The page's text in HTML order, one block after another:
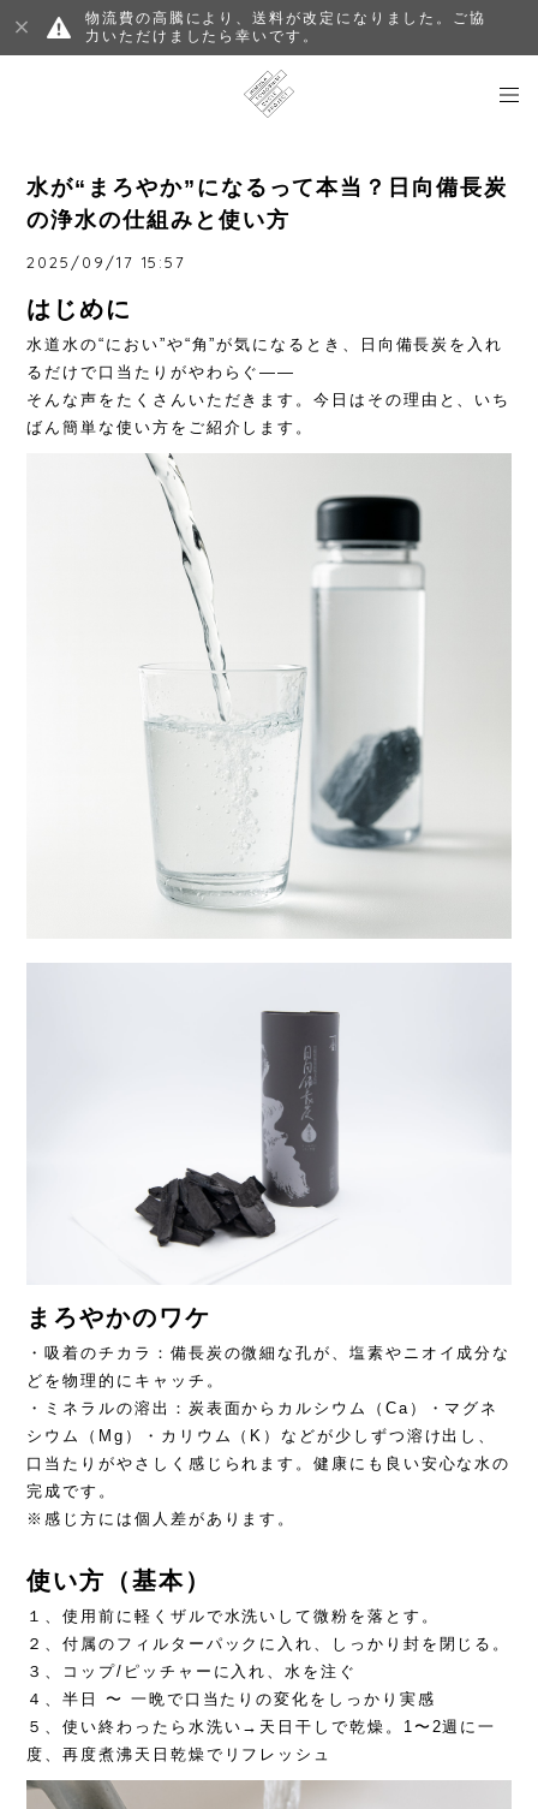
物流費の高騰により、送料が改定になりました。ご協
力いただけましたら幸いです。
水が“まろやか”になるって本当？日向備長炭
の浄水の仕組みと使い方
2025/09/17 15:57
はじめに
水道水の“におい”や“角”が気になるとき、日向備長炭を入れ
るだけで口当たりがやわらぐ——
そんな声をたくさんいただきます。今日はその理由と、いち
ばん簡単な使い方をご紹介します。
まろやかのワケ
・吸着のチカラ：備長炭の微細な孔が、塩素やニオイ成分な
どを物理的にキャッチ。
・ミネラルの溶出：炭表面からカルシウム（Ca）・マグネ
シウム（Mg）・カリウム（K）などが少しずつ溶け出し、
口当たりがやさしく感じられます。健康にも良い安心な水の
完成です。
※感じ方には個人差があります。
使い方（基本）
１、使用前に軽くザルで水洗いして微粉を落とす。
２、付属のフィルターパックに入れ、しっかり封を閉じる。
３、コップ/ピッチャーに入れ、水を注ぐ
４、半日 〜 一晩で口当たりの変化をしっかり実感
５、使い終わったら水洗い→天日干しで乾燥。1〜2週に一
度、再度煮沸天日乾燥でリフレッシュ